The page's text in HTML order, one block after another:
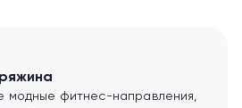
модные фитнес-направления,